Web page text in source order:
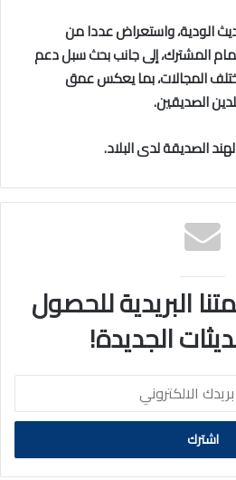
الودية، واستعراض عددا من
المشترك، إلى جانب بحث سبل دعم
المجالات، بما يعكس عمق
الصديقين.
الصديقة لدى البلاد.
البريدية للحصول
الجديدة!